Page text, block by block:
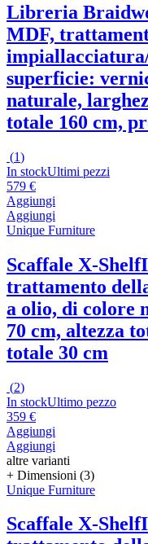
Libreria
MDF,
superficie:
naturale,
totale 160 cm,
(1)
In stockUltimi pezzi
579 €
Aggiungi
Aggiungi
Unique Furniture
Scaffale X-Shelf
trattamento
a olio, di colore
70 cm, altezza
totale 30 cm
(2)
In stockUltimo pezzo
359 €
Aggiungi
Aggiungi
altre varianti
+ Dimensioni (3)
Unique Furniture
Scaffale X-Shelf